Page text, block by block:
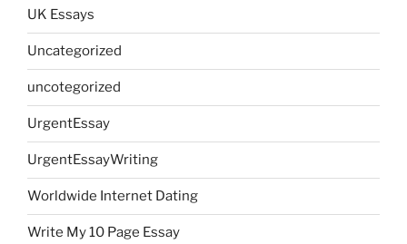
UK Essays
Uncategorized
uncotegorized
UrgentEssay
UrgentEssayWriting
Worldwide Internet Dating
Write My 10 Page Essay